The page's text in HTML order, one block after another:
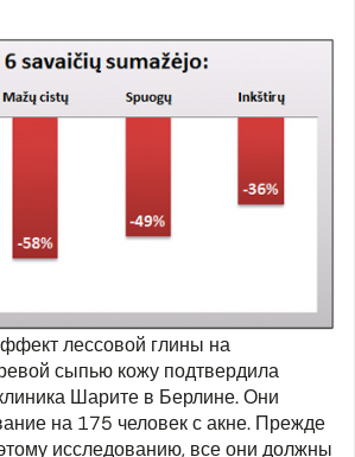
лессовой глины на
сыпью кожу подтвердила
Шарите в Берлине. Они
на 175 человек с акне. Прежде
исследованию, все они должны